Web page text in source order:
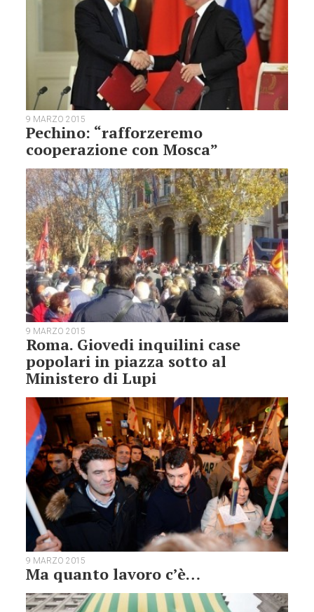
9 MARZO 2015
Pechino: “rafforzeremo
cooperazione con Mosca”
9 MARZO 2015
Roma. Giovedi inquilini case
popolari in piazza sotto al
Ministero di Lupi
9 MARZO 2015
Ma quanto lavoro c’è…